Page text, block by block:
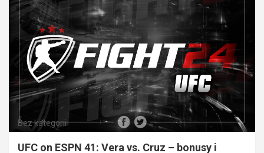
Bez kategorii
UFC on ESPN 41: Vera vs. Cruz – bonusy i